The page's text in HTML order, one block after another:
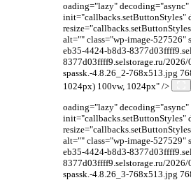
oading="lazy"
init="callbacks.setButtonStyles"
alt="" class="wp-image-527526"
eb35-4424-b8d3-
8377d03ffff9.selstorage.ru/
spassk.-4.8.26_2-768x513.jpg
1024px) 100vw, 1024px" />
oading="lazy"
init="callbacks.setButtonStyles"
alt="" class="wp-image-527529"
eb35-4424-b8d3-
8377d03ffff9.selstorage.ru/
spassk.-4.8.26_3-768x513.jpg